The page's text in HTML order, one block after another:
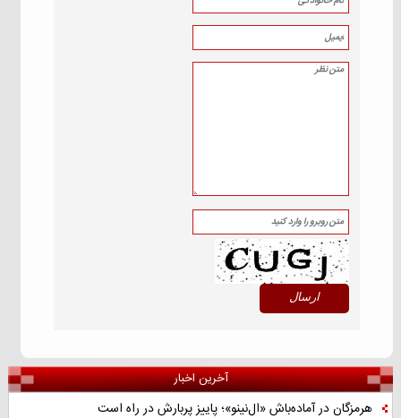
آخرین اخبار
هرمزگان در آماده‌باش «ال‌نینو»؛ پاییز پربارش در راه است